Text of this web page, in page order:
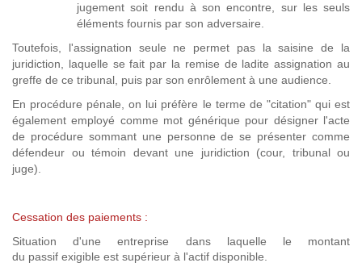
jugement soit rendu à son encontre, sur les seuls
éléments fournis par son adversaire.
Toutefois, l'assignation seule ne permet pas la saisine de la
juridiction, laquelle se fait par la remise de ladite assignation au
greffe de ce tribunal, puis par son enrôlement à une audience.
En procédure pénale, on lui préfère le terme de "citation" qui est
également employé comme mot générique pour désigner l'acte
de procédure sommant une personne de se présenter comme
défendeur ou témoin devant une juridiction (cour, tribunal ou
juge).
Cessation des paiements :
Situation d'une entreprise dans laquelle le montant
du passif exigible est supérieur à l'actif disponible.